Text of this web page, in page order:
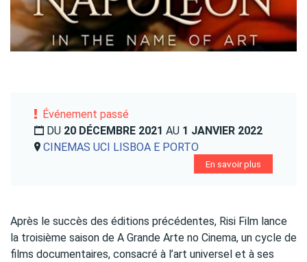
Événement passé
DU 20 DÉCEMBRE 2021 AU 1 JANVIER 2022
CINEMAS UCI LISBOA E PORTO
En savoir plus
Après le succès des éditions précédentes, Risi Film lance
la troisième saison de A Grande Arte no Cinema, un cycle de
films documentaires, consacré à l’art universel et à ses